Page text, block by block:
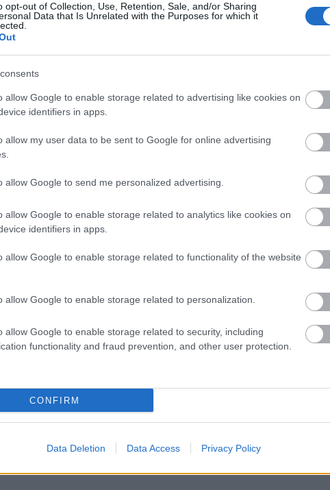
opt-out of Collection, Use, Retention, Sale, and/or Sharing
Data that Is Unrelated with the Purposes for which it
allow Google to enable storage related to advertising like cookies on
identifiers in apps.
allow my user data to be sent to Google for online advertising
allow Google to send me personalized advertising.
allow Google to enable storage related to analytics like cookies on
identifiers in apps.
allow Google to enable storage related to functionality of the website
allow Google to enable storage related to personalization.
allow Google to enable storage related to security, including
functionality and fraud prevention, and other user protection.
CONFIRM
Data Deletion Data Access Privacy Policy
jogszabályokértelmében felhasználói tartalomnak minősülnek, értük a
vállal, azokat nem ellenőrzi. Kifogás esetén forduljon a blog szerkesztőjéhez. Részletek a
tájékoztatóban.